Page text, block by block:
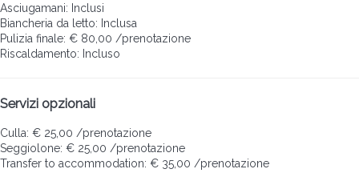
Asciugamani: Inclusi
Biancheria da letto: Inclusa
Pulizia finale: € 80,00 /prenotazione
Riscaldamento: Incluso
Servizi opzionali
Culla: € 25,00 /prenotazione
Seggiolone: € 25,00 /prenotazione
Transfer to accommodation: € 35,00 /prenotazione